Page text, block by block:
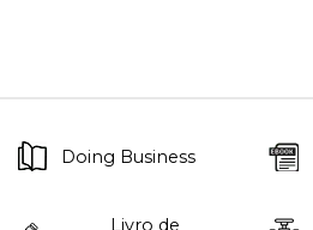
Doing Business
Livro de